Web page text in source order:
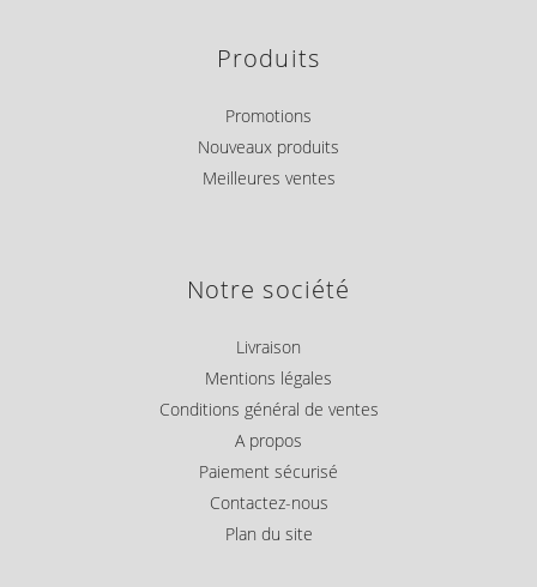
Produits
Promotions
Nouveaux produits
Meilleures ventes
Notre société
Livraison
Mentions légales
Conditions général de ventes
A propos
Paiement sécurisé
Contactez-nous
Plan du site